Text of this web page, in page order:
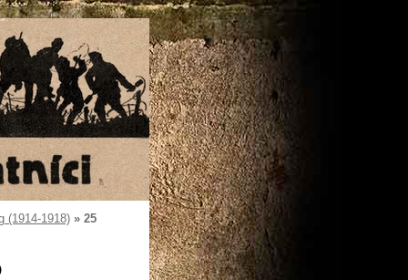
(1914-1918) » 25